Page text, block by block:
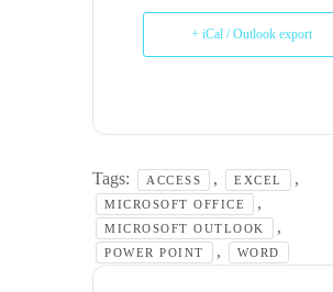
+ iCal / Outlook export
Tags: ACCESS , EXCEL ,
MICROSOFT OFFICE ,
MICROSOFT OUTLOOK ,
POWER POINT , WORD